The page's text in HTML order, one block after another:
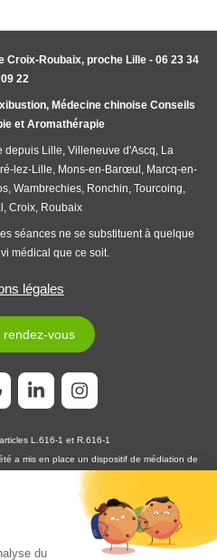
Croix-Roubaix, proche Lille - 06 23 34
09 22
Médecine chinoise Conseils
et Aromathérapie
depuis Lille, Villeneuve d'Ascq, La
lez-Lille, Mons-en-Barœul, Marcq-en-
Wambrechies, Ronchin, Tourcoing,
Croix, Roubaix
séances ne se substituent à quelque
médical que ce soit.
légales
rendez-vous
L.616-1 et R.616-1
a mis en place un dispositif de médiation de
MEDIATION CONSOMMATION
votre réclamation sur son site
ou par voie postale en écrivant à :